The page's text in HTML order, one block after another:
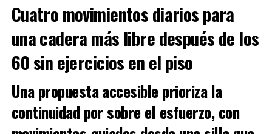
Cuatro movimientos diarios para
una cadera más libre después de los
60 sin ejercicios en el piso
Una propuesta accesible prioriza la
continuidad por sobre el esfuerzo, con